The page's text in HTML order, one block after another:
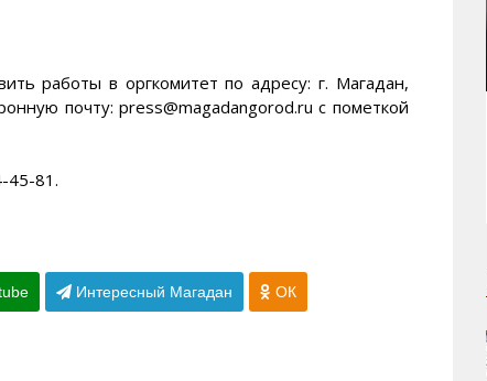
работы в оргкомитет по адресу: г. Магадан,
почту: press@magadangorod.ru с пометкой
45-81.
Интересный Магадан ОК